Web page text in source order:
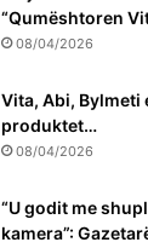
“Qumështoren
08/04/2026
Vita, Abi, Bylmeti
produktet…
08/04/2026
“U godit me
kamera”: